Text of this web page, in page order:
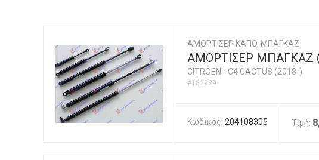
ΑΜΟΡΤΙΣΕΡ ΚΑΠΟ-ΜΠΑΓΚΑΖ
ΑΜΟΡΤΙΣΕΡ ΜΠΑΓΚΑΖ
CITROEN - C4 CACTUS (2018-)
#182939
Κωδικός: 204108305 Τιμή: